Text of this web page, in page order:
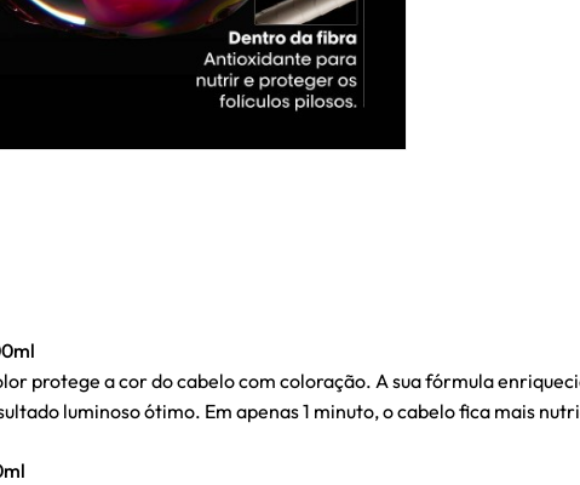
protege a cor do cabelo com coloração. A sua fórmula
luminoso ótimo. Em apenas 1 minuto, o cabelo fica mais